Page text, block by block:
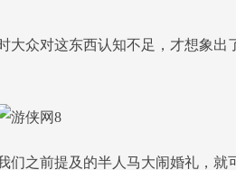
大众对这东西认知不足，才想象出
之前提及的半人马大闹婚礼，就